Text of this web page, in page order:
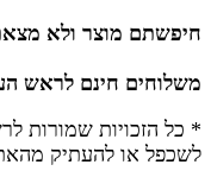
חיפשתם מוצר ולא
משלוחים חינם לראש העין
* כל הזכויות שמורות
לשכפל או להעתיק